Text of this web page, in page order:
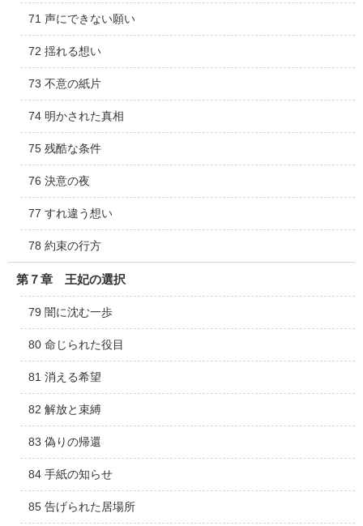
71 声にできない願い
72 揺れる想い
73 不意の紙片
74 明かされた真相
75 残酷な条件
76 決意の夜
77 すれ違う想い
78 約束の行方
第７章 王妃の選択
79 闇に沈む一歩
80 命じられた役目
81 消える希望
82 解放と束縛
83 偽りの帰還
84 手紙の知らせ
85 告げられた居場所